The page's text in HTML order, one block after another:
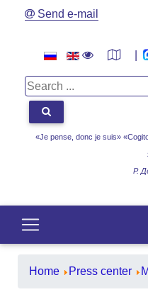
«Je pense, donc je suis»
Р.
Send e-mail
Home Press center